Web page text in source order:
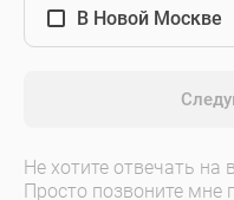
В Новой Москве
Не хотите отвечать на
Просто позвоните мне